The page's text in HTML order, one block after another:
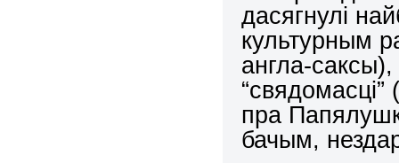
дасягнулі
культурным
англа-
пра
бачым,